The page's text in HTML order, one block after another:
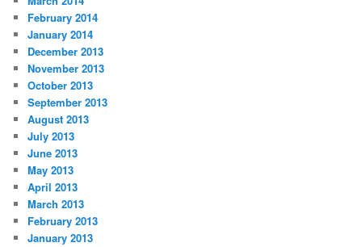
February 2014
January 2014
December 2013
November 2013
October 2013
September 2013
August 2013
July 2013
June 2013
May 2013
April 2013
March 2013
February 2013
January 2013